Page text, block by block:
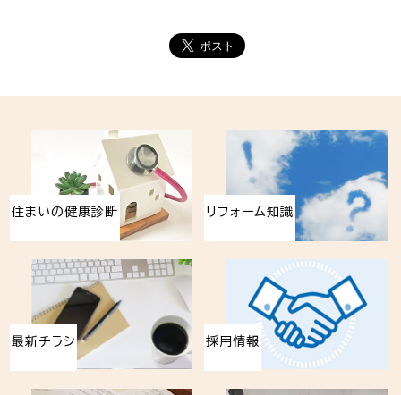
住まいの健康診断 リフォーム知識
最新チラシ 採用情報